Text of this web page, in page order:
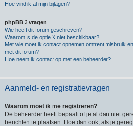
Hoe vind ik al mijn bijlagen?
phpBB 3 vragen
Wie heeft dit forum geschreven?
Waarom is de optie X niet beschikbaar?
Met wie moet ik contact opnemen omtrent misbruik
met dit forum?
Hoe neem ik contact op met een beheerder?
Aanmeld- en registratievragen
Waarom moet ik me registreren?
De beheerder heeft bepaalt of je al dan niet
berichten te plaatsen. Hoe dan ook, als je